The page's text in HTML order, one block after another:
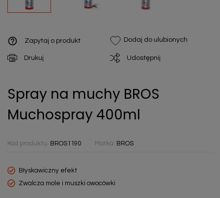
help_outline Zapytaj o produkt Dodaj do ulubionych
Drukuj Udostępnij
Spray na muchy BROS
Muchospray 400ml
Kod produktu: BROS1190 Marka: BROS
Błyskawiczny efekt
Zwalcza mole i muszki owocówki